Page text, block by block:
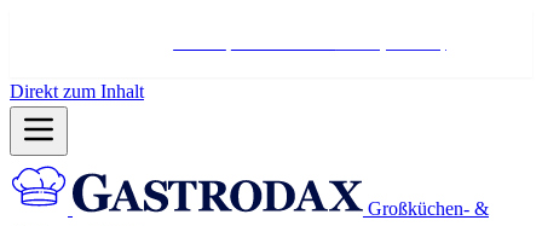
Direkt zum Inhalt
Großküchen- &